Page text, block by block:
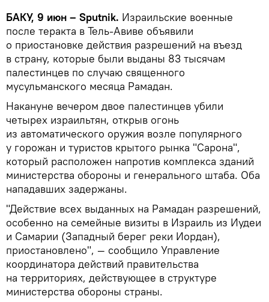
БАКУ, 9 июн – Sputnik. Израильские военные
после теракта в Тель-Авиве объявили
о приостановке действия разрешений на въезд
в страну, которые были выданы 83 тысячам
палестинцев по случаю священного
мусульманского месяца Рамадан.
Накануне вечером двое палестинцев убили
четырех израильтян, открыв огонь
из автоматического оружия возле популярного
у горожан и туристов крытого рынка "Сарона",
который расположен напротив комплекса зданий
министерства обороны и генерального штаба. Оба
нападавших задержаны.
"Действие всех выданных на Рамадан разрешений,
особенно на семейные визиты в Израиль из Иудеи
и Самарии (Западный берег реки Иордан),
приостановлено", — сообщило Управление
координатора действий правительства
на территориях, действующее в структуре
министерства обороны страны.